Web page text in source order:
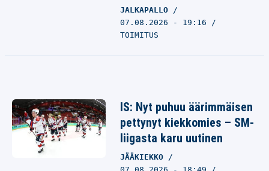
JALKAPALLO
07.08.2026 - 19:16
TOIMITUS
IS: Nyt puhuu äärimmäisen
pettynyt kiekkomies – SM-
liigasta karu uutinen
JÄÄKIEKKO